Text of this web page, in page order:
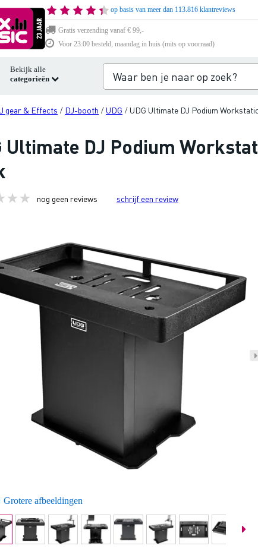
op basis van meer dan 113.816 klantreviews
Gratis verzending vanaf € 99,-
Voor 23:00 besteld, maandag in huis (mits op voorraad)
Bekijk alle
categorieën
gear & Effects / DJ-booth /UDG / UDG Ultimate DJ Podium
Ultimate DJ Podium
nog geen reviews schrijf een review
Grotere afbeeldingen